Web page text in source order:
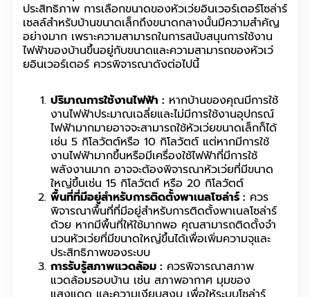
ประสิทธิภาพ การเลือกขนาดของหัวเว่ยอินเวอร์เตอร์โซล่าร์
เซลล์สำหรับบ้านขนาดเล็กถึงขนาดกลางนั้นมีความสำคัญ
อย่างมาก เพราะความสามารถในการสนับสนุนการใช้งาน
ไฟฟ้าของบ้านขึ้นอยู่กับขนาดและความสามารถของหัวเว่
ยอินเวอร์เตอร์ ควรพิจารณาดังต่อไปนี้
ปริมาณการใช้งานไฟฟ้า : หากบ้านของคุณมีการใช้
งานไฟฟ้าประมาณเฉลี่ยและไม่มีการใช้งานอุปกรณ์
ไฟฟ้ามากมายอาจจะสามารถใช้หัวเว่ยขนาดเล็กก็ได้
เช่น 5 กิโลวัตต์หรือ 10 กิโลวัตต์ แต่หากมีการใช้
งานไฟฟ้ามากขึ้นหรือมีเครื่องใช้ไฟฟ้าที่มีการใช้
พลังงานมาก อาจจะต้องพิจารณาหัวเว่ยที่มีขนาด
ใหญ่ขึ้นเช่น 15 กิโลวัตต์ หรือ 20 กิโลวัตต์
พื้นที่ที่มีอยู่สำหรับการติดตั้งพาเนลโซล่าร์ : ควร
พิจารณาพื้นที่ที่มีอยู่สำหรับการติดตั้งพาเนลโซล่าร์
ด้วย หากมีพื้นที่ให้ใช้มากพอ คุณสามารถติดตั้งจำ
นวนหัวเว่ยที่มีขนาดใหญ่ขึ้นได้เพื่อเพิ่มความจุและ
ประสิทธิภาพของระบบ
การรับรู้สภาพแวดล้อม : ควรพิจารณาสภาพ
แวดล้อมรอบบ้าน เช่น สภาพอากาศ มุมของ